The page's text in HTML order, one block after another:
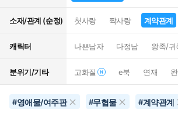
소재/관계 (순정) 첫사랑 짝사랑 계약관계
캐릭터 나쁜남자 다정남 왕족/귀
분위기/기타 고화질 e북 연재
#영애물/여주판 #무협물 #계약관계